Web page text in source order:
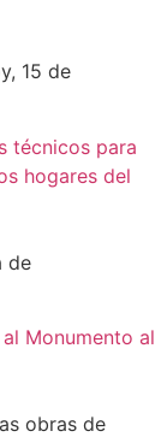
15 de
técnicos para
hogares del
de
Monumento al
obras de